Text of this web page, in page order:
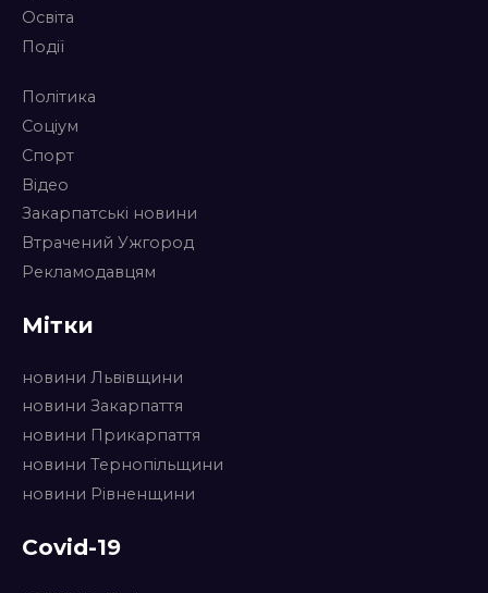
Освіта
Події
Політика
Соціум
Спорт
Відео
Закарпатські новини
Втрачений Ужгород
Рекламодавцям
Мітки
новини Львівщини
новини Закарпаття
новини Прикарпаття
новини Тернопільщини
новини Рівненщини
Covid-19